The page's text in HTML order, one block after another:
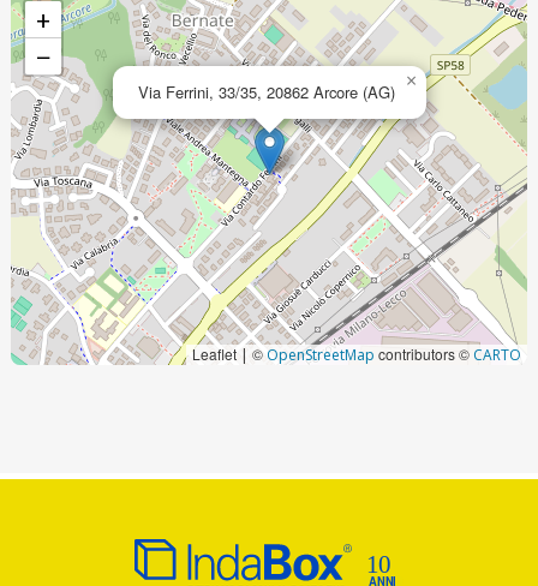
Via Ferrini, 33/35, 20862 Arcore (AG) ×
+
−
Leaflet | © OpenStreetMap contributors © CARTO